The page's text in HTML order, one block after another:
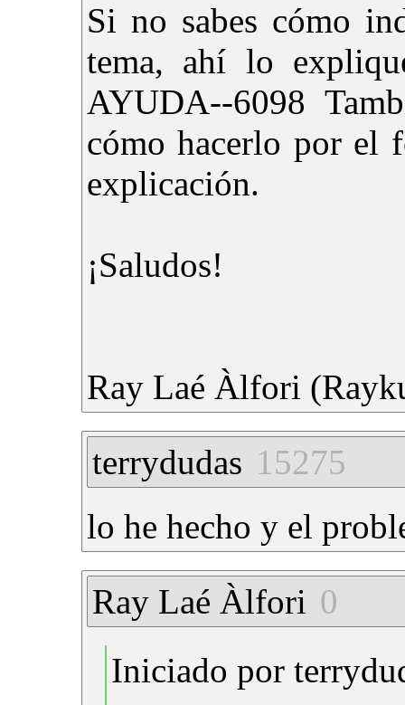
Si no sabes cómo
tema, ahí lo
AYUDA--6098
cómo hacerlo por el
explicación.
¡Saludos!
Ray Laé Àlfori
terrydudas 15275
lo he hecho y el
Ray Laé Àlfori 0
Iniciado por